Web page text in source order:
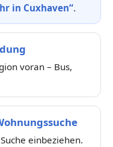
in Cuxhaven“.
voran – Bus,
einbeziehen.